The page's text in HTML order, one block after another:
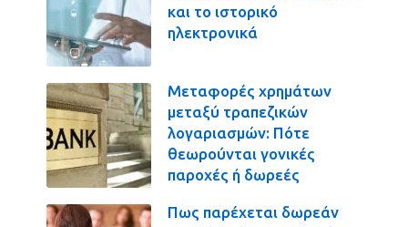
και το ιστορικό
ηλεκτρονικά
Μεταφορές χρημάτων
μεταξύ τραπεζικών
λογαριασμών: Πότε
θεωρούνται γονικές
παροχές ή δωρεές
Πως παρέχεται δωρεάν